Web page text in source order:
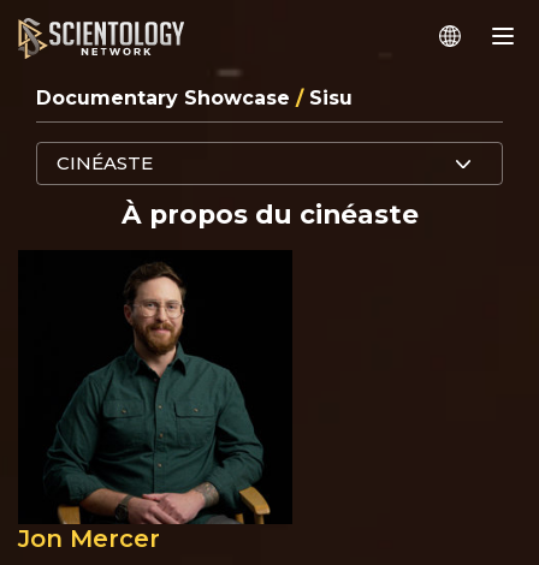
Documentary Showcase / Sisu
CINÉASTE
À propos du cinéaste
Jon Mercer